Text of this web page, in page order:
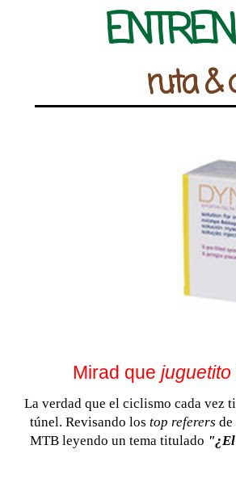
ruta &
Mirad quejuguetito
La verdad que el ciclismo cada vez
túnel. Revisando lostop referers
MTB leyendo un tema titulado